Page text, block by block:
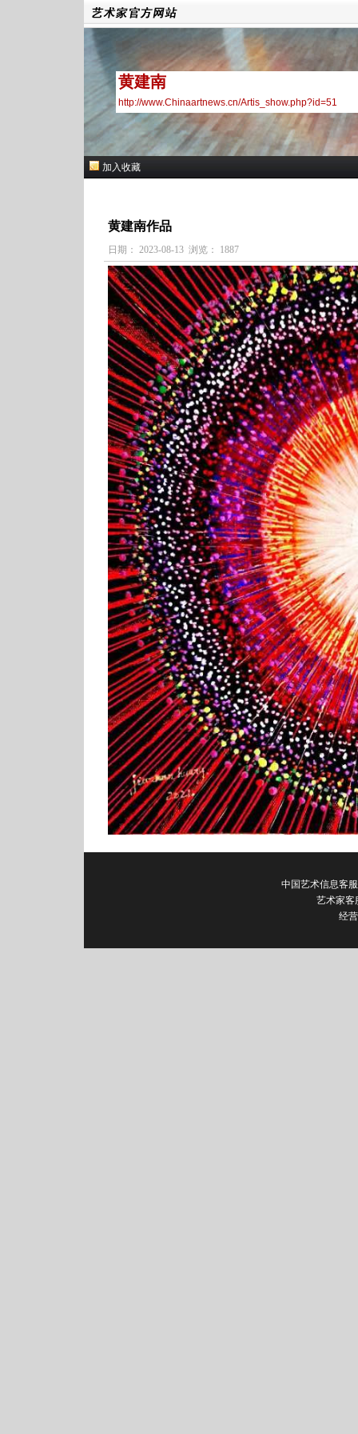
黄建南
http://www.Chinaartnews.cn/Artis_show.php?id=51
加入收藏
黄建南作品
日期： 2023-08-13 浏览： 1887
中国艺术信息客服
艺术家客
经